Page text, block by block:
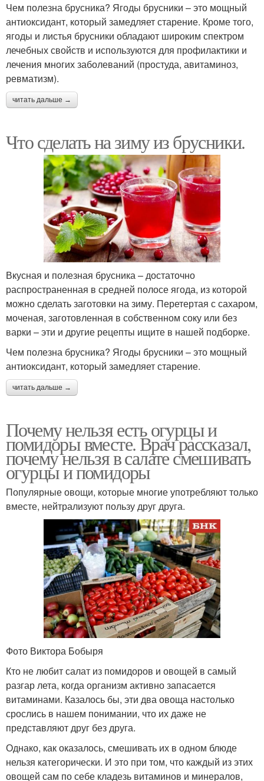
Чем полезна брусника? Ягоды брусники – это мощный
антиоксидант, который замедляет старение. Кроме того,
ягоды и листья брусники обладают широким спектром
лечебных свойств и используются для профилактики и
лечения многих заболеваний (простуда, авитаминоз,
ревматизм).
читать дальше →
Что сделать на зиму из брусники.
Вкусная и полезная брусника – достаточно
распространенная в средней полосе ягода, из которой
можно сделать заготовки на зиму. Перетертая с сахаром,
моченая, заготовленная в собственном соку или без
варки – эти и другие рецепты ищите в нашей подборке.
Чем полезна брусника? Ягоды брусники – это мощный
антиоксидант, который замедляет старение.
читать дальше →
Почему нельзя есть огурцы и
помидоры вместе. Врач рассказал,
почему нельзя в салате смешивать
огурцы и помидоры
Популярные овощи, которые многие употребляют только
вместе, нейтрализуют пользу друг друга.
Фото Виктора Бобыря
Кто не любит салат из помидоров и овощей в самый
разгар лета, когда организм активно запасается
витаминами. Казалось бы, эти два овоща настолько
срослись в нашем понимании, что их даже не
представляют друг без друга.
Однако, как оказалось, смешивать их в одном блюде
нельзя категорически. И это при том, что каждый из этих
овощей сам по себе кладезь витаминов и минералов,